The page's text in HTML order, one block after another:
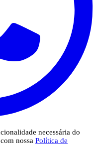
necessária do
nossa Política de